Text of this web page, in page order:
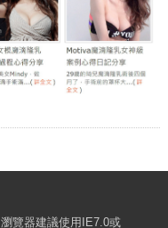
覽器建議使用IE7.0或